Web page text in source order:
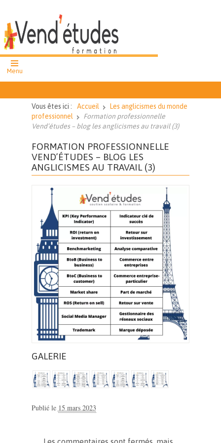
formation
cours et ateliers
collectifs
02 51 62 43
Nous
contacter
Vous êtes ici : Accueil
Les anglicismes du monde
professionnel
Formation professionnelle
Vend’études – blog les anglicismes au travail (3)
FORMATION PROFESSIONNELLE
VEND’ÉTUDES – BLOG LES
ANGLICISMES AU TRAVAIL (3)
GALERIE
Publié le 15 mars 2023
Menu